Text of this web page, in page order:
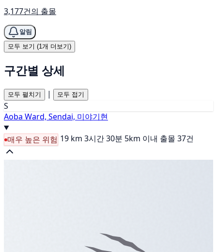
3,177건의 출몰
알림
모두 보기 (1개 더보기)
구간별 상세
모두 펼치기 | 모두 접기
S
Aoba Ward, Sendai, 미야기현
매우 높은 위험 19 km 3시간 30분 5km 이내 출몰 37건